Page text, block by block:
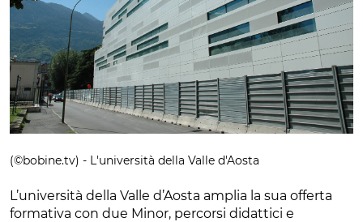
(©bobine.tv) - L'università della Valle d'Aosta
L’università della Valle d’Aosta amplia la sua offerta
formativa con due Minor, percorsi didattici e